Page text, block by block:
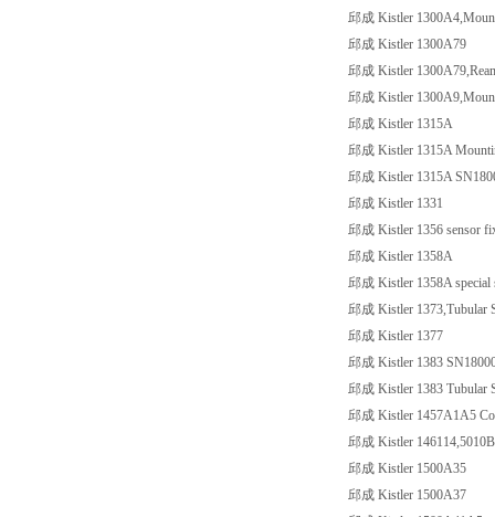
邱成 Kistler
邱成 Kistler 1300A79
邱成 Kistler
邱成 Kistler
邱成 Kistler 1315A
邱成 Kistler 1315A
邱成 Kistler 1315A
邱成 Kistler 1331
邱成 Kistler 1356 sensor
邱成 Kistler 1358A
邱成 Kistler 1358A special
邱成 Kistler 1373,Tubular
邱成 Kistler 1377
邱成 Kistler 1383
邱成 Kistler 1383 Tubular
邱成 Kistler 1457A1A5
邱成 Kistler 146114,5010B
邱成 Kistler 1500A35
邱成 Kistler 1500A37